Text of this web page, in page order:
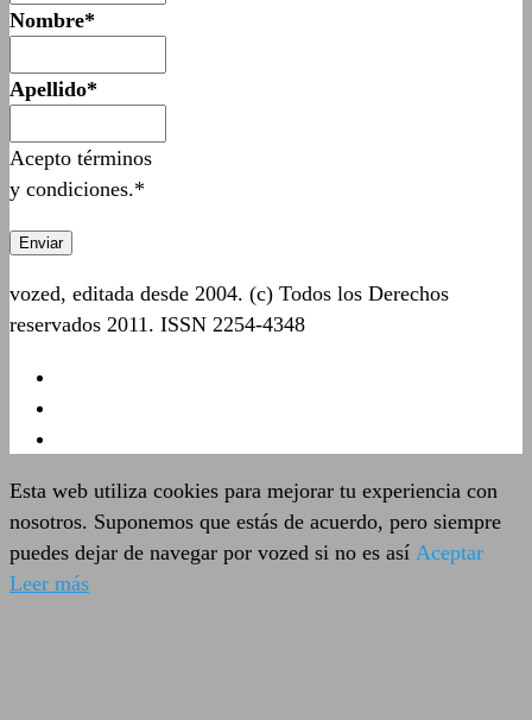
Nombre*
Apellido*
Acepto términos
y condiciones.*
vozed, editada desde 2004. (c) Todos los Derechos
reservados 2011. ISSN 2254-4348
Esta web utiliza cookies para mejorar tu experiencia con
nosotros. Suponemos que estás de acuerdo, pero siempre
puedes dejar de navegar por vozed si no es así Aceptar
Leer más